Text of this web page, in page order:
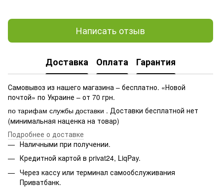
Написать отзыв
Доставка Оплата Гарантия
Самовывоз из нашего магазина – бесплатно. «Новой
почтой» по Украине – от 70 грн.
по тарифам службы доставки . Доставки бесплатной нет
(минимальная наценка на товар)
Подробнее о доставке
Наличными при получении.
Кредитной картой в privat24, LiqPay.
Через кассу или терминал самообслуживания
Приватбанк.